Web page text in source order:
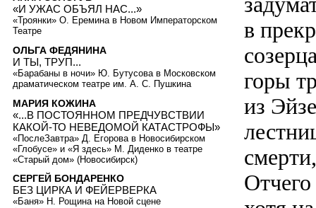
в
горы
из
«И УЖАС ОБЪЯЛ НАС...»
«Троянки» О. Еремина в Новом Императорском
Театре
ОЛЬГА ФЕДЯНИНА
И ТЫ, ТРУП...
«Барабаны в ночи» Ю. Бутусова в Московском
драматическом театре им. А. С. Пушкина
МАРИЯ КОЖИНА
«...В ПОСТОЯННОМ ПРЕДЧУВСТВИИ
КАКОЙ-ТО НЕВЕДОМОЙ КАТАСТРОФЫ»
«ПослеЗавтра» Д. Егорова в Новосибирском
«Глобусе» и «Я здесь» М. Диденко в театре
«Старый дом» (Новосибирск)
СЕРГЕЙ БОНДАРЕНКО
БЕЗ ЦИРКА И ФЕЙЕРВЕРКА
«Баня» Н. Рощина на Новой сцене